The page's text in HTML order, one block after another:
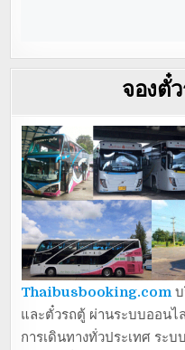
จองตั๋
Thaibusbooking.com
และตั๋วรถตู้ ผ่านระบบออนไ
การเดินทางทั่วประเทศ ระ